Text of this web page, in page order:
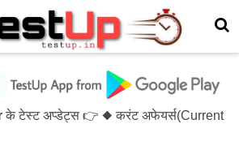
अप्डेट्स 👉 ◆ करंट अफेयर्स(Current